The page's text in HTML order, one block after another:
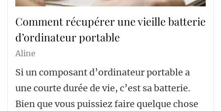
Comment récupérer une vieille batterie
d’ordinateur portable
Aline
Si un composant d’ordinateur portable a
une courte durée de vie, c’est sa batterie.
Bien que vous puissiez faire quelque chose